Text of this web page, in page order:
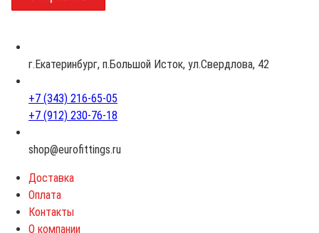
з
г.Екатеринбург, п.Большой Исток, ул.Свердлова, 42
+7 (343) 216-65-05
+7 (912) 230-76-18
shop@eurofittings.ru
Доставка
Оплата
Контакты
О компании